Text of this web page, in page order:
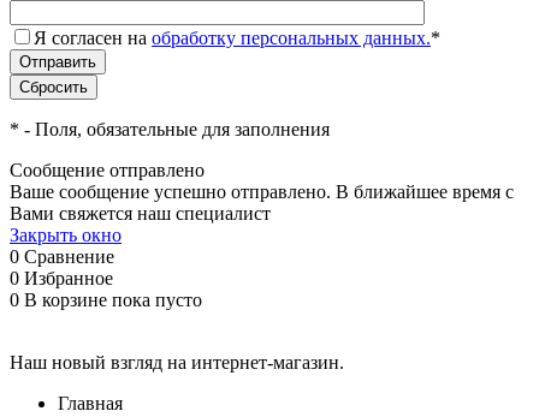
Я согласен на обработку персональных данных.*
* - Поля, обязательные для заполнения
Сообщение отправлено
Ваше сообщение успешно отправлено. В ближайшее время с
Вами свяжется наш специалист
Закрыть окно
0 Сравнение
0 Избранное
0 В корзине пока пусто
Наш новый взгляд на интернет-магазин.
Главная